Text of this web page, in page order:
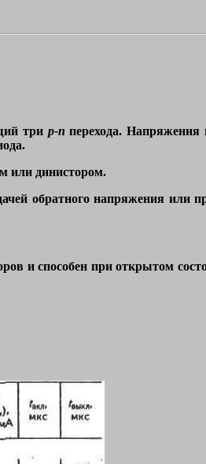
три р-nперехода. Напряжения
или динистором.
обратного напряжения или
и способен при открытом